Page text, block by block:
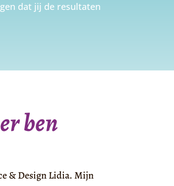
dat jij de resultaten
ben
& Design Lidia. Mijn